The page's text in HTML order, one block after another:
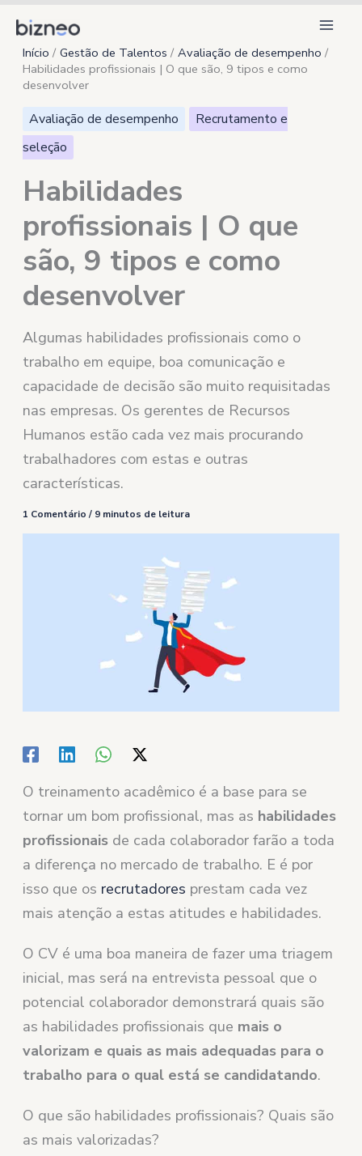
para
conteúdo
Início Gestão de Talentos
Avaliação de desempenho
Habilidades profissionais | O que são, 9 tipos e como
desenvolver
Avaliação de desempenho
Recrutamento e
seleção
Habilidades
profissionais | O que
são, 9 tipos e como
desenvolver
Algumas habilidades profissionais como o
trabalho em equipe, boa comunicação e
capacidade de decisão são muito requisitadas
nas empresas. Os gerentes de Recursos
Humanos estão cada vez mais procurando
trabalhadores com estas e outras
características.
1 Comentário / 9 minutos de leitura
O treinamento acadêmico é a base para se
tornar um bom profissional, mas as habilidades
profissionais de cada colaborador farão a toda
a diferença no mercado de trabalho. E é por
isso que os recrutadores prestam cada vez
mais atenção a estas atitudes e habilidades.
O CV é uma boa maneira de fazer uma triagem
inicial, mas será na entrevista pessoal que o
potencial colaborador demonstrará quais são
as habilidades profissionais que mais o
valorizam e quais as mais adequadas para o
trabalho para o qual está se candidatando.
O que são habilidades profissionais? Quais são
as mais valorizadas?